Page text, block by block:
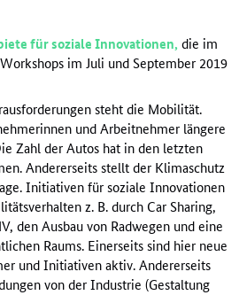
für soziale Innovationen,die im
im Juli und September 2019
steht die Mobilität.
und Arbeitnehmer längere
Zahl der Autos hat in den letzten
Andererseits stellt der Klimaschutz
Initiativen für soziale Innovationen
z. B. durch Car Sharing,
den Ausbau von Radwegen und eine
Raums. Einerseits sind hier neue
und Initiativen aktiv. Andererseits
von der Industrie (Gestaltung